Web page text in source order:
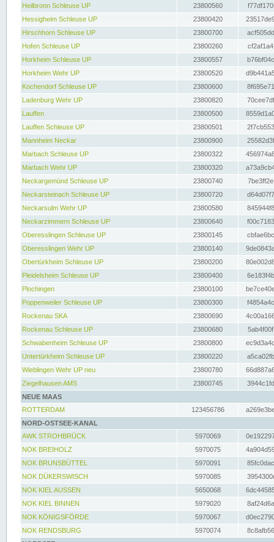
Heilbronn Schleuse UP
23800560
Hessigheim Schleuse UP
23800420
Hirschhorn Schleuse UP
23800700
Hofen Schleuse UP
23800260
Horkheim Schleuse UP
23800557
Horkheim Wehr UP
23800520
Kochendorf Schleuse UP
23800600
Ladenburg Wehr UP
23800820
Lauffen
23800500
Lauffen Schleuse UP
23800501
Mannheim Neckar
23800900
Marbach Schleuse UP
23800322
Marbach Wehr UP
23800320
Neckargemünd Schleuse UP
23800740
Neckarsteinach Schleuse UP
23800720
Neckarsulm Wehr UP
23800580
Neckarzimmern Schleuse UP
23800640
Oberesslingen Schleuse UP
23800145
Oberesslingen Wehr UP
23800140
Obertürkheim Schleuse UP
23800200
Pleidelsheim Schleuse UP
23800400
Plochingen
23800100
Poppenweiler Schleuse UP
23800300
Rockenau SKA
23800690
Rockenau Schleuse UP
23800680
Schwabenheim Schleuse UP
23800800
Untertürkheim Schleuse UP
23800220
Wieblingen Wehr UP neu
23800780
Ziegelhausen AMS
23800745
NEUE MAAS
ROTTERDAM
123456786
NORD-OSTSEE-KANAL
AWK STROHBRÜCK
5970069
NOK BREIHOLZ
5970075
NOK BRUNSBÜTTEL
5970091
NOK DÜKERSWISCH
5970085
NOK KIEL AUSSEN
5650068
NOK KIEL BINNEN
5979020
NOK KÖNIGSFÖRDE
5970067
NOK RENDSBURG
5970074